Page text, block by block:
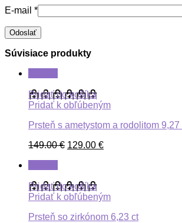
E-mail *
Súvisiace produkty
Pridať do košíka
Pridať k obľúbeným
Prsteň s ametystom a rodolitom 9,27
149.00€ 129.00 €
Pridať do košíka
Pridať k obľúbeným
Prsteň so zirkónom 6,23 ct